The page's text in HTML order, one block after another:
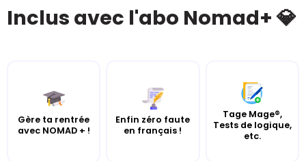
Inclus avec l'abo Nomad+ 💎
Gère ta rentrée
avec NOMAD + !
Enfin zéro faute
en français !
Tage Mage®,
Tests de logique,
etc.